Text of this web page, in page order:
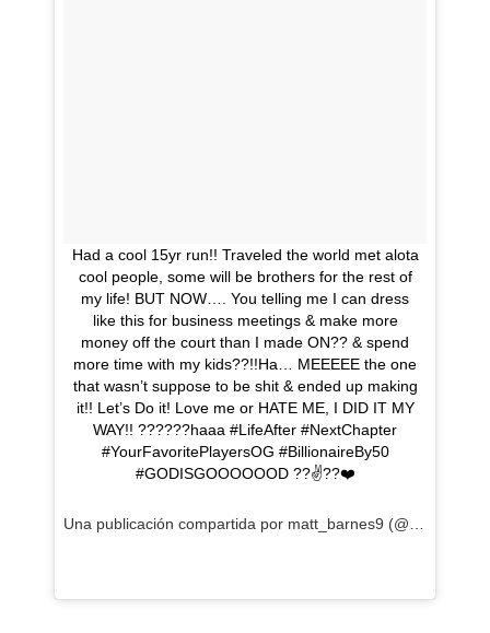
Had a cool 15yr run!! Traveled the world met alota
cool people, some will be brothers for the rest of
my life! BUT NOW…. You telling me I can dress
like this for business meetings & make more
money off the court than I made ON?? & spend
more time with my kids??!!Ha… MEEEEE the one
that wasn’t suppose to be shit & ended up making
it!! Let’s Do it! Love me or HATE ME, I DID IT MY
WAY!! ??????haaa #LifeAfter #NextChapter
#YourFavoritePlayersOG #BillionaireBy50
#GODISGOOOOOOD ??✌??❤️
Una publicación compartida por matt_barnes9 (@matt_barnes9) el